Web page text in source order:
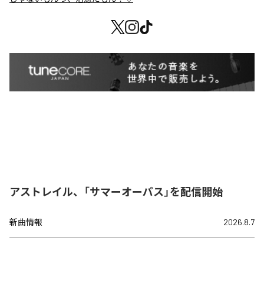
アストレイル、「サマーオーパス」を配信開始
新曲情報 2026.8.7